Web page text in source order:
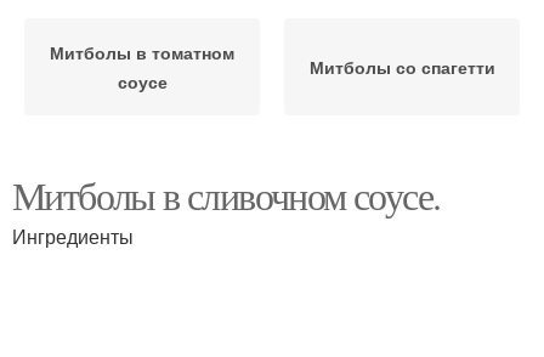
Митболы в томатном
соусе
Митболы со спагетти
Митболы в сливочном соусе.
Ингредиенты